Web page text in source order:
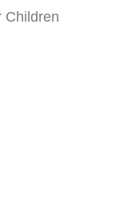
Children